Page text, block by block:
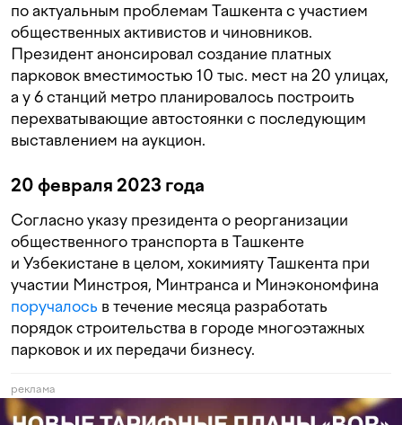
по актуальным проблемам Ташкента с участием
общественных активистов и чиновников.
Президент анонсировал создание платных
парковок вместимостью 10 тыс. мест на 20 улицах,
а у 6 станций метро планировалось построить
перехватывающие автостоянки с последующим
выставлением на аукцион.
20 февраля 2023 года
Согласно указу президента о реорганизации
общественного транспорта в Ташкенте
и Узбекистане в целом, хокимияту Ташкента при
участии Минстроя, Минтранса и Минэкономфина
поручалось в течение месяца разработать
порядок строительства в городе многоэтажных
парковок и их передачи бизнесу.
реклама